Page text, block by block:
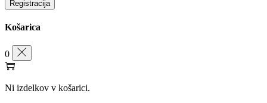
Registracija
Košarica
0
Ni izdelkov v košarici.